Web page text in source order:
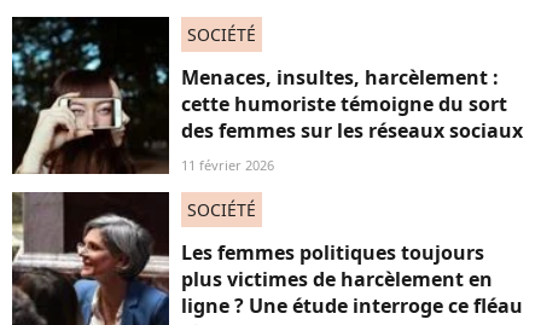
SOCIÉTÉ
Menaces, insultes, harcèlement :
cette humoriste témoigne du sort
des femmes sur les réseaux sociaux
11 février 2026
SOCIÉTÉ
Les femmes politiques toujours
plus victimes de harcèlement en
ligne ? Une étude interroge ce fléau